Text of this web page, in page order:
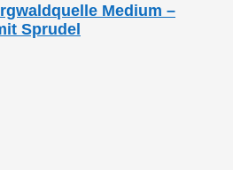
Medium –
Sprudel